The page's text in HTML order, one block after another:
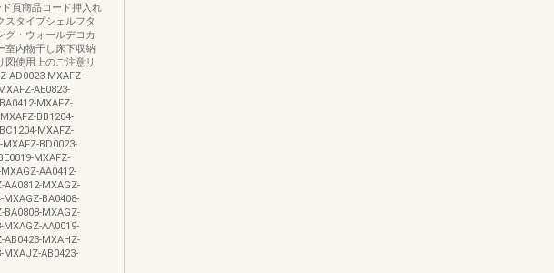
頁商品コード押入れ
スタイプシェルフタ
グ・ウォールデコカ
室内物干し床下収納
使用上のご注意リ
AD0023-MXAFZ-
AE0823-
MXAFZ-
BB1204-
MXAFZ-
BD0023-
MXAFZ-
AA0412-
AA0812-MXAGZ-
MXAGZ-BA0408-
BA0808-MXAGZ-
MXAGZ-AA0019-
AB0423-MXAHZ-
MXAJZ-AB0423-